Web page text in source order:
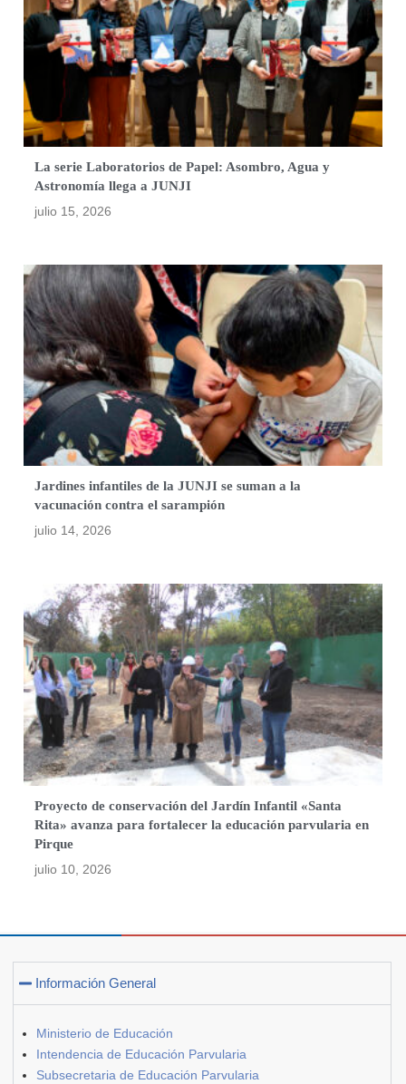
La serie Laboratorios de Papel: Asombro, Agua y
Astronomía llega a JUNJI
julio 15, 2026
Jardines infantiles de la JUNJI se suman a la
vacunación contra el sarampión
julio 14, 2026
Proyecto de conservación del Jardín Infantil «Santa
Rita» avanza para fortalecer la educación parvularia en
Pirque
julio 10, 2026
Información General
Ministerio de Educación
Intendencia de Educación Parvularia
Subsecretaria de Educación Parvularia